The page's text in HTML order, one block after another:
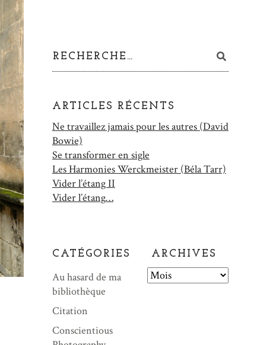
ARTICLES RÉCENTS
Ne travaillez jamais pour les autres (David
Bowie)
Se transformer en sigle
Les Harmonies Werckmeister (Béla Tarr)
Vider l’étang II
Vider l’étang…
CATÉGORIES
Au hasard de ma
bibliothèque
Citation
Conscientious
ARCHIVES
A